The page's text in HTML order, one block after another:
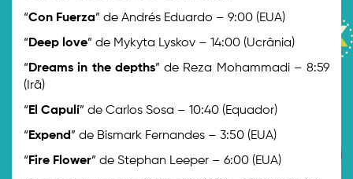
“Con Fuerza” de Andrés Eduardo – 9:00 (EUA)
“ Deep love” de Mykyta Lyskov – 14:00 (Ucrânia)
“ Dreams in the depths” de Reza Mohammadi – 8:59
(Irã)
“ El Capulí” de Carlos Sosa – 10:40 (Equador)
“ Expend ” de Bismark Fernandes – 3:50 (EUA)
“ Fire Flower” de Stephan Leeper – 6:00 (EUA)